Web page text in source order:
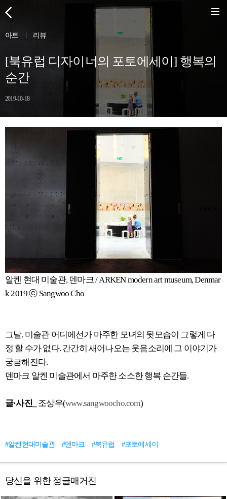
아트 리뷰
[북유럽 디자이너의 포토에세이] 행복의
순간
2019-10-18
알켄 현대 미술관, 덴마크 / ARKEN modern art museum, Denmar
k 2019 ⓒ Sangwoo Cho
그날. 미술관 어디에선가 마주한 모녀의 뒷모습이 그렇게 다
정 할 수가 없다. 간간히 새어나오는 웃음소리에 그 이야기가
궁금해진다.
덴마크 알켄 미술관에서 마주한 소소한 행복 순간들.
글·사진_ 조상우(www.sangwoocho.com)
#알켄현대미술관 #덴마크 #북유럽 #포토에세이
당신을 위한 정글매거진